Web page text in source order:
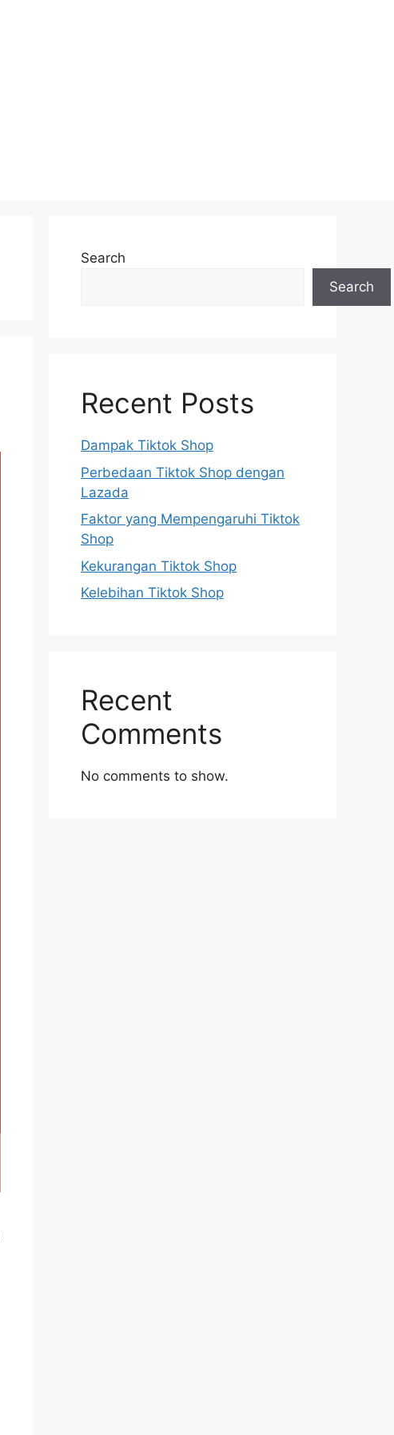
Search
Search
Recent Posts
Dampak Tiktok Shop
Perbedaan Tiktok Shop dengan
Lazada
Faktor yang Mempengaruhi Tiktok
Shop
Kekurangan Tiktok Shop
Kelebihan Tiktok Shop
Recent
Comments
No comments to show.